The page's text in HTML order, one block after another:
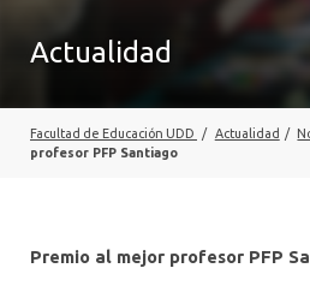
POSTGRADO Y EDUCACIÓN CONTINUA
Actualidad
Facultad de Educación UDD / Actualidad /
profesor PFP Santiago
Premio al mejor profesor PFP